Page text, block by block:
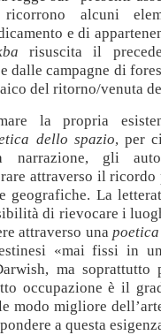
ricorrono alcuni
e di
risuscita il
dalle campagne di
del ritorno/venuta
la propria
dello spazio, per
narrazione, gli
attraverso il
geografiche. La
di rievocare i
attraverso una
«mai fissi in
ma soprattutto
occupazione è il
modo migliore
a questa